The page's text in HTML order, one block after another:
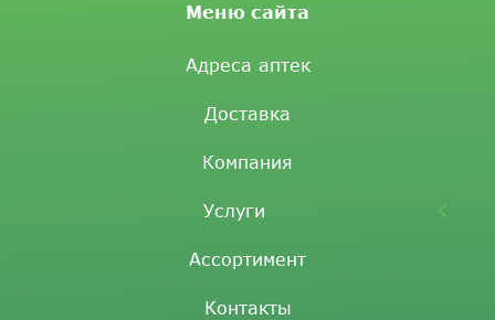
Меню сайта
Адреса аптек
Доставка
Компания
Услуги
Ассортимент
Контакты